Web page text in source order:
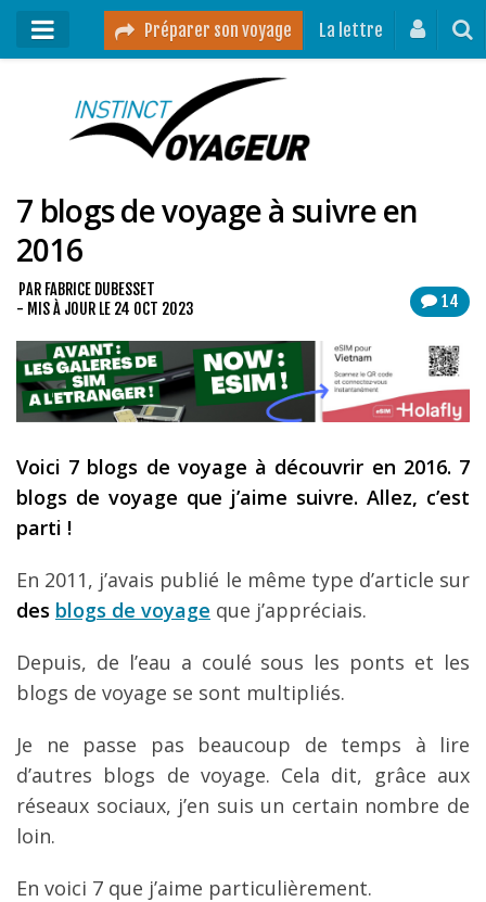
Préparer son voyage La lettre
Mon podcast
Destinations
Mes ressources pour voyager
Guides voyages
Contact
Mon journal de bord sur Instagram
Blog voyage
Les derniers articles
Préparer son voyage
Sites utiles
Réserver un vol !
Assurance voyage !
7 blogs de voyage à suivre en
2016
14
PAR FABRICE DUBESSET
- MIS À JOUR LE 24 OCT 2023
Voici 7 blogs de voyage à découvrir en 2016. 7
blogs de voyage que j’aime suivre. Allez, c’est
parti !
En 2011, j’avais publié le même type d’article sur
des blogs de voyage que j’appréciais.
Depuis, de l’eau a coulé sous les ponts et les
blogs de voyage se sont multipliés.
Je ne passe pas beaucoup de temps à lire
d’autres blogs de voyage. Cela dit, grâce aux
réseaux sociaux, j’en suis un certain nombre de
loin.
En voici 7 que j’aime particulièrement.